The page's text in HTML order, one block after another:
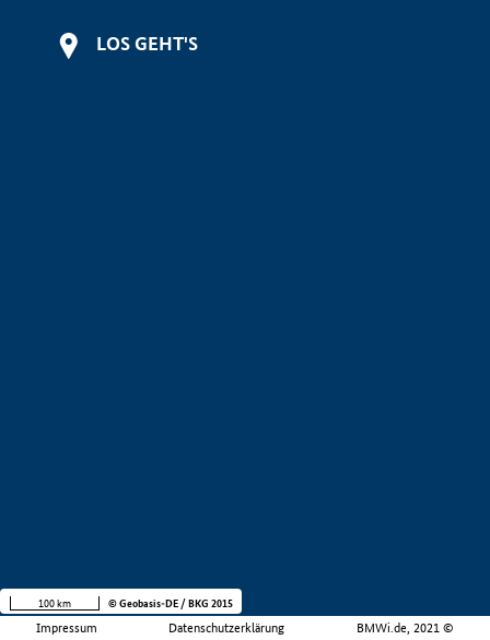
LOS GEHT'S
Impressum Datenschutzerklärung BMWi.de, 2021 ©
100 km © Geobasis-DE / BKG 2015